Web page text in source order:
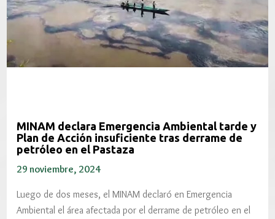
MINAM declara Emergencia Ambiental tarde y
Plan de Acción insuficiente tras derrame de
petróleo en el Pastaza
29 noviembre, 2024
Luego de dos meses, el MINAM declaró en Emergencia
Ambiental el área afectada por el derrame de petróleo en el